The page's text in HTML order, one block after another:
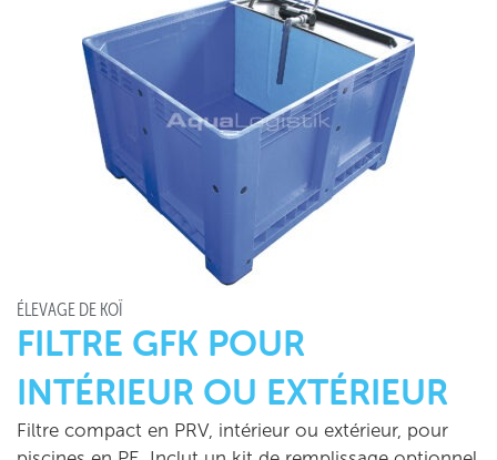
ÉLEVAGE DE KOÏ
FILTRE GFK POUR
INTÉRIEUR OU EXTÉRIEUR
Filtre compact en PRV, intérieur ou extérieur, pour